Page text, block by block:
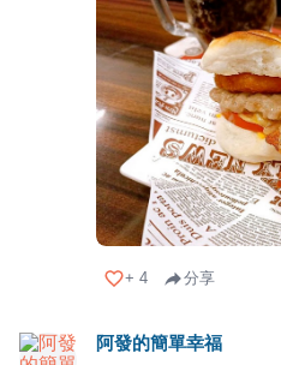
+ 4 分享
阿發的簡單幸福